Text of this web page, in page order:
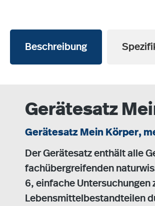
Beschreibung
Gerätesatz
Gerätesatz Mein Körper,
Der Gerätesatz enthält alle
fachübergreifenden
6, einfache Untersuchungen
Lebensmittelbestandteilen